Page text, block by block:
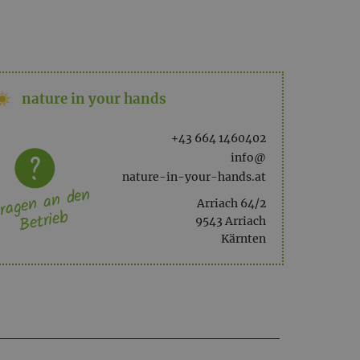
hydroxide (Natriumhydroxid), Orbignya
hydroxide (Kaliumhydroxide), essential
Silk powder (Seidenpulver), CI
vorkommen.
nature in your hands
+43 664 1460402
info@
nature-in-your-hands.at
Arriach 64/2
9543 Arriach
Kärnten
an den
Betrieb